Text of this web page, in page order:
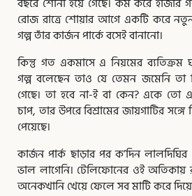
রোজ রাত্রে শোয়ার আগে একটি করে নতুন
গল্প তাঁর কার্জন পার্কে বসেই বানানো।
কিন্তু গত একমাসে এ নিয়মের ব্যতিক্রম
গল্প বলেছেন তাও যে তেমন জমেনি
গেছে। তা হবে না-ই বা কেন? একে তো
চাপ, তার উপরে বিশ্রামের জায়গাটির
পেয়েছে।
কার্জন পার্ক ছাড়ার পর ক’দিন লালদিঘির
ভাল লাগেনি। টেলিফোনের ওই অতিকায়
অনেকখানি খেয়ে ফেলে সব মাটি করে